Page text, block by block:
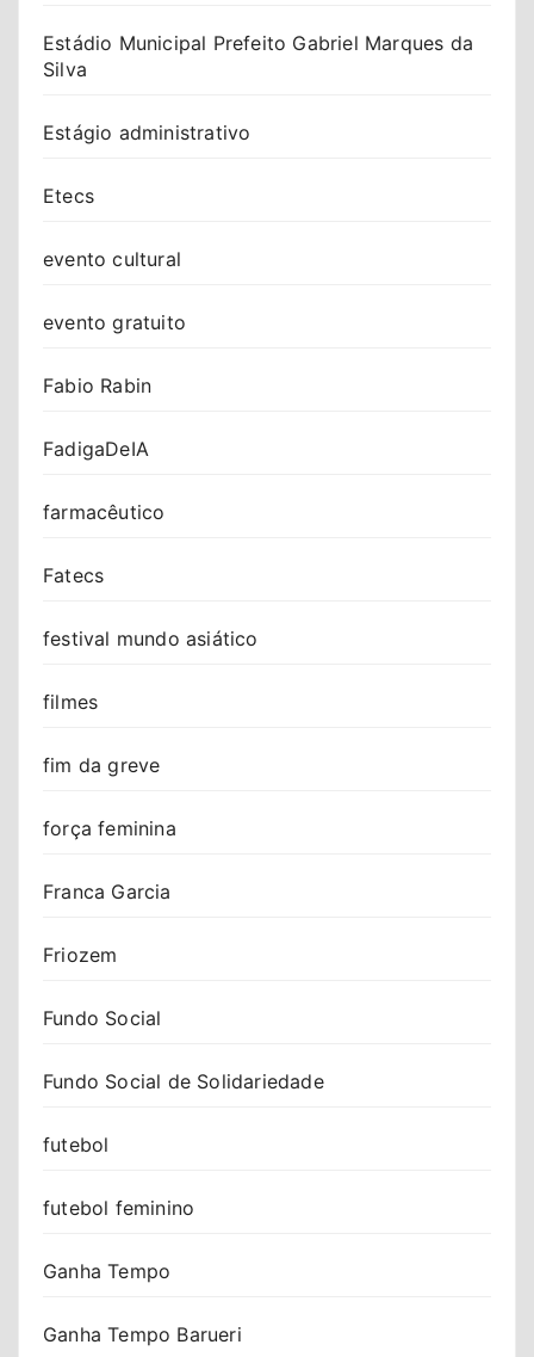
Estádio Municipal Prefeito Gabriel Marques da
Silva
Estágio administrativo
Etecs
evento cultural
evento gratuito
Fabio Rabin
FadigaDeIA
farmacêutico
Fatecs
festival mundo asiático
filmes
fim da greve
força feminina
Franca Garcia
Friozem
Fundo Social
Fundo Social de Solidariedade
futebol
futebol feminino
Ganha Tempo
Ganha Tempo Barueri